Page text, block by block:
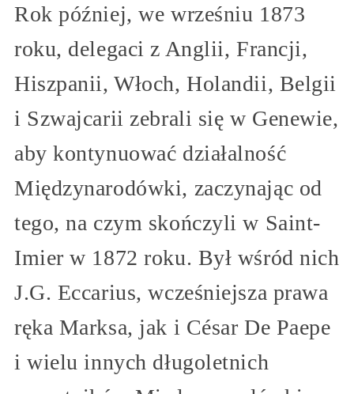
Rok później, we wrześniu 1873
roku, delegaci z Anglii, Francji,
Hiszpanii, Włoch, Holandii, Belgii
i Szwajcarii zebrali się w Genewie,
aby kontynuować działalność
Międzynarodówki, zaczynając od
tego, na czym skończyli w Saint-
Imier w 1872 roku. Był wśród nich
J.G. Eccarius, wcześniejsza prawa
ręka Marksa, jak i César De Paepe
i wielu innych długoletnich